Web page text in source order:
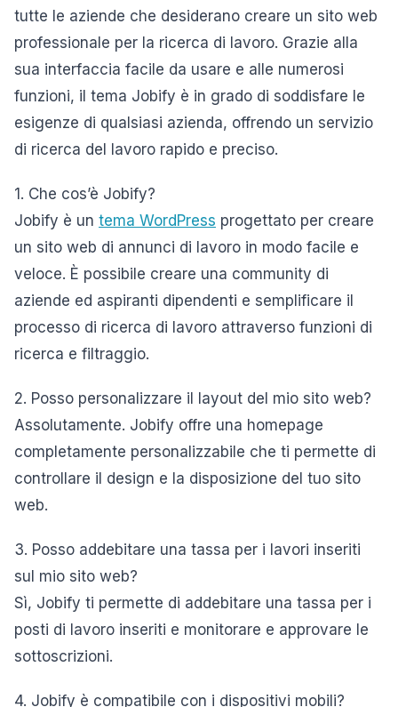
tutte le aziende che desiderano creare un sito web
professionale per la ricerca di lavoro. Grazie alla
sua interfaccia facile da usare e alle numerosi
funzioni, il tema Jobify è in grado di soddisfare le
esigenze di qualsiasi azienda, offrendo un servizio
di ricerca del lavoro rapido e preciso.
1. Che cos’è Jobify?
Jobify è un tema WordPress progettato per creare
un sito web di annunci di lavoro in modo facile e
veloce. È possibile creare una community di
aziende ed aspiranti dipendenti e semplificare il
processo di ricerca di lavoro attraverso funzioni di
ricerca e filtraggio.
2. Posso personalizzare il layout del mio sito web?
Assolutamente. Jobify offre una homepage
completamente personalizzabile che ti permette di
controllare il design e la disposizione del tuo sito
web.
3. Posso addebitare una tassa per i lavori inseriti
sul mio sito web?
Sì, Jobify ti permette di addebitare una tassa per i
posti di lavoro inseriti e monitorare e approvare le
sottoscrizioni.
4. Jobify è compatibile con i dispositivi mobili?